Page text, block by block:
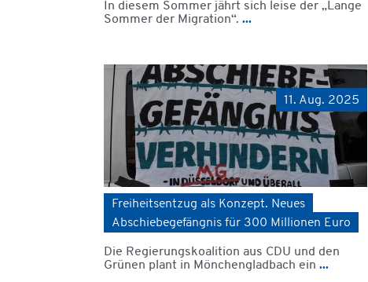
In diesem Sommer jährt sich leise der „Lange
Sommer der Migration“. ...
11. Aug. 2025
Freiheitsentzug als Konzept. Neues
Abschiebegefängnis für 300 Millionen Euro
Die Regierungskoalition aus CDU und den
Grünen plant in Mönchengladbach ein ...